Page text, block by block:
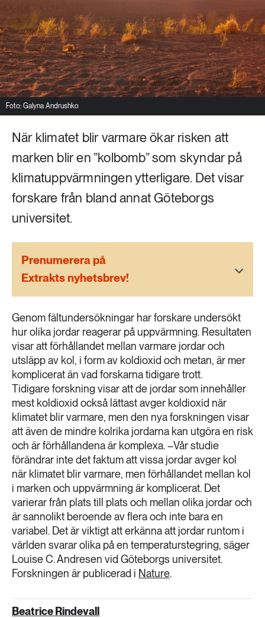
Mat & jordbruk
Skog
Social hållbarhet
Transport
Vatten
252 ARTIKLAR
Landsbygd
939 ARTIKLAR
Livsstil & konsumtion
Mat & jordbruk
262 ARTIKLAR
Skog
360 ARTIKLAR
Transport
473 ARTIKLAR
Vatten
Foto: Galyna Andrushko
När klimatet blir varmare ökar risken att
marken blir en ”kolbomb” som skyndar på
klimatuppvärmningen ytterligare. Det visar
forskare från bland annat Göteborgs
universitet.
Prenumerera på
Extrakts nyhetsbrev!
Genom fältundersökningar har forskare undersökt
hur olika jordar reagerar på uppvärmning. Resultaten
visar att förhållandet mellan varmare jordar och
utsläpp av kol, i form av koldioxid och metan, är mer
komplicerat än vad forskarna tidigare trott.
Tidigare forskning visar att de jordar som innehåller
mest koldioxid också lättast avger koldioxid när
klimatet blir varmare, men den nya forskningen visar
att även de mindre kolrika jordarna kan utgöra en risk
och är förhållandena är komplexa. –Vår studie
förändrar inte det faktum att vissa jordar avger kol
när klimatet blir varmare, men förhållandet mellan kol
i marken och uppvärmning är komplicerat. Det
varierar från plats till plats och mellan olika jordar och
är sannolikt beroende av flera och inte bara en
variabel. Det är viktigt att erkänna att jordar runtom i
världen svarar olika på en temperaturstegring, säger
Louise C. Andresen vid Göteborgs universitet.
Forskningen är publicerad i Nature.
Beatrice Rindevall